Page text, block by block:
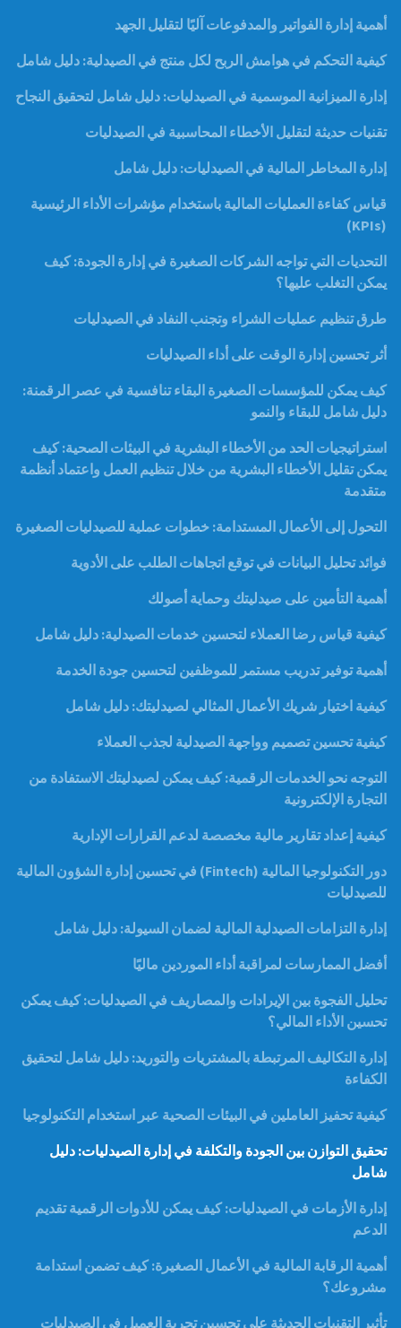
أهمية إدارة الفواتير والمدفوعات آليًا لتقليل الجهد
كيفية التحكم في هوامش الربح لكل منتج في الصيدلية: دليل شامل
إدارة الميزانية الموسمية في الصيدليات: دليل شامل لتحقيق النجاح
تقنيات حديثة لتقليل الأخطاء المحاسبية في الصيدليات
إدارة المخاطر المالية في الصيدليات: دليل شامل
قياس كفاءة العمليات المالية باستخدام مؤشرات الأداء الرئيسية
(KPIs)
التحديات التي تواجه الشركات الصغيرة في إدارة الجودة: كيف
يمكن التغلب عليها؟
طرق تنظيم عمليات الشراء وتجنب النفاد في الصيدليات
أثر تحسين إدارة الوقت على أداء الصيدليات
كيف يمكن للمؤسسات الصغيرة البقاء تنافسية في عصر الرقمنة:
دليل شامل للبقاء والنمو
استراتيجيات الحد من الأخطاء البشرية في البيئات الصحية: كيف
يمكن تقليل الأخطاء البشرية من خلال تنظيم العمل واعتماد أنظمة
متقدمة
التحول إلى الأعمال المستدامة: خطوات عملية للصيدليات الصغيرة
فوائد تحليل البيانات في توقع اتجاهات الطلب على الأدوية
أهمية التأمين على صيدليتك وحماية أصولك
كيفية قياس رضا العملاء لتحسين خدمات الصيدلية: دليل شامل
أهمية توفير تدريب مستمر للموظفين لتحسين جودة الخدمة
كيفية اختيار شريك الأعمال المثالي لصيدليتك: دليل شامل
كيفية تحسين تصميم وواجهة الصيدلية لجذب العملاء
التوجه نحو الخدمات الرقمية: كيف يمكن لصيدليتك الاستفادة من
التجارة الإلكترونية
كيفية إعداد تقارير مالية مخصصة لدعم القرارات الإدارية
دور التكنولوجيا المالية (Fintech) في تحسين إدارة الشؤون المالية
للصيدليات
إدارة التزامات الصيدلية المالية لضمان السيولة: دليل شامل
أفضل الممارسات لمراقبة أداء الموردين ماليًا
تحليل الفجوة بين الإيرادات والمصاريف في الصيدليات: كيف يمكن
تحسين الأداء المالي؟
إدارة التكاليف المرتبطة بالمشتريات والتوريد: دليل شامل لتحقيق
الكفاءة
كيفية تحفيز العاملين في البيئات الصحية عبر استخدام التكنولوجيا
تحقيق التوازن بين الجودة والتكلفة في إدارة الصيدليات: دليل
شامل
إدارة الأزمات في الصيدليات: كيف يمكن للأدوات الرقمية تقديم
الدعم
أهمية الرقابة المالية في الأعمال الصغيرة: كيف تضمن استدامة
مشروعك؟
تأثير التقنيات الحديثة على تحسين تجربة العميل في الصيدليات